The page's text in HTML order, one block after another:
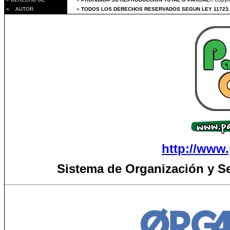
» AUTOR
» TODOS LOS DERECHOS RESERVADOS SEGUN LEY
http://
Sistema de Organización y